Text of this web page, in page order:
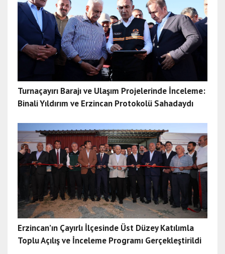
Turnaçayırı Barajı ve Ulaşım Projelerinde İnceleme:
Binali Yıldırım ve Erzincan Protokolü Sahadaydı
Erzincan’ın Çayırlı İlçesinde Üst Düzey Katılımla
Toplu Açılış ve İnceleme Programı Gerçekleştirildi